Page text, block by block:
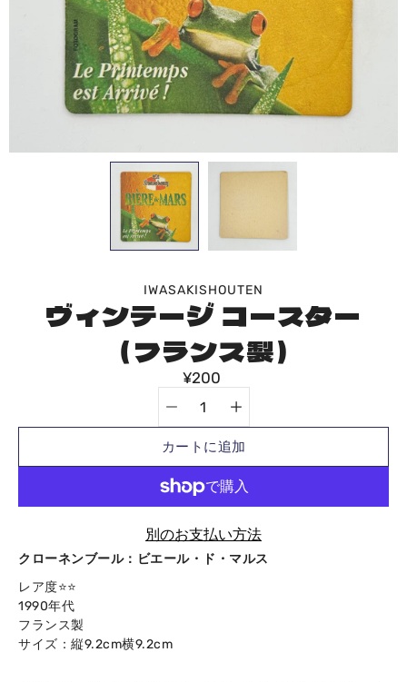
IWASAKISHOUTEN
ヴィンテージ コースター
（フランス製）
¥200
カートに追加
別のお支払い方法
Notify
me
when
this
product
クローネンブール： ビエール・ド・マルス
レア度⭐️⭐️
1990年代
フランス製
サイズ：縦9.2cm横9.2cm